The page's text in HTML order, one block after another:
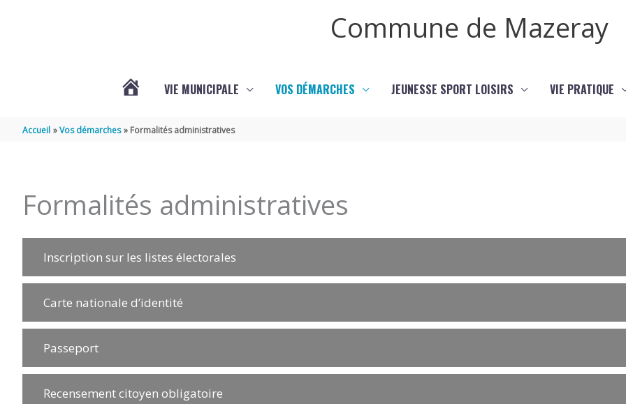
Commune de Mazeray
MAZERAY
VIE MUNICIPALE VOS DÉMARCHES JEUNESSE SPORT LOISIRS VIE PRATIQUE
Accueil Vos démarches Formalités administratives
Formalités administratives
Inscription sur les listes électorales
Carte nationale d’identité
Passeport
Recensement citoyen obligatoire